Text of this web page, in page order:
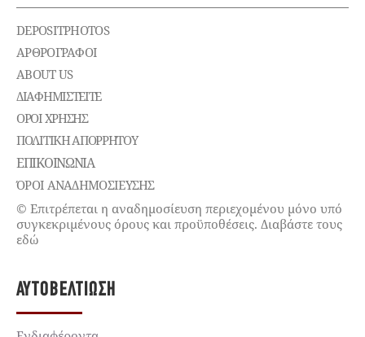
DEPOSITPHOTOS
ΑΡΘΡΟΓΡΑΦΟΙ
ABOUT US
ΔΙΑΦΗΜΙΣΤΕΊΤΕ
ΌΡΟΙ ΧΡΉΣΗΣ
ΠΟΛΙΤΙΚΉ ΑΠΟΡΡΉΤΟΥ
ΕΠΙΚΟΙΝΩΝΊΑ
ΌΡΟΙ ΑΝΑΔΗΜΟΣΙΕΥΣΗΣ
© Επιτρέπεται η αναδημοσίευση περιεχομένου μόνο υπό
συγκεκριμένους όρους και προϋποθέσεις. Διαβάστε τους
εδώ
ΑΥΤΟΒΕΛΤΊΩΣΗ